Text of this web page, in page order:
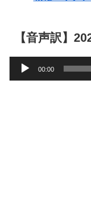
【音声訳】
声
00:00